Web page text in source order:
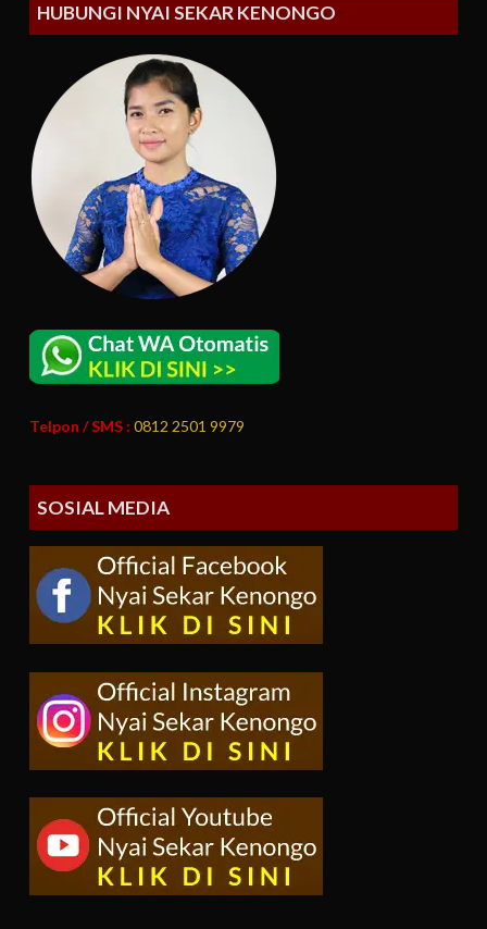
HUBUNGI NYAI SEKAR KENONGO
Telpon / SMS : 0812 2501 9979
SOSIAL MEDIA